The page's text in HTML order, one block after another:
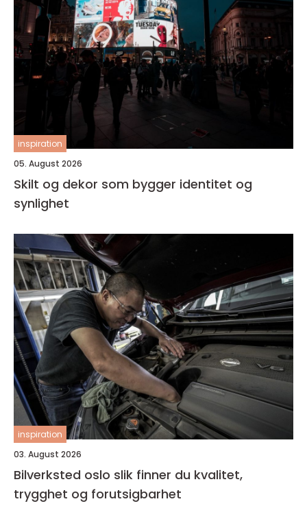
inspiration
05. August 2026
Skilt og dekor som bygger identitet og
synlighet
inspiration
03. August 2026
Bilverksted oslo slik finner du kvalitet,
trygghet og forutsigbarhet